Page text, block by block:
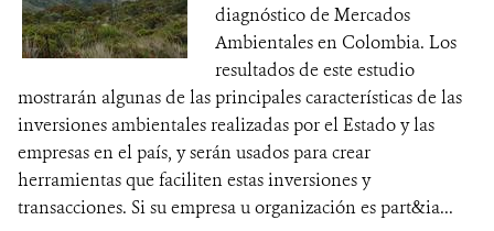
diagnóstico de Mercados
Ambientales en Colombia. Los
resultados de este estudio
mostrarán algunas de las principales características de las
inversiones ambientales realizadas por el Estado y las
empresas en el país, y serán usados para crear
herramientas que faciliten estas inversiones y
transacciones. Si su empresa u organización es part&ia...